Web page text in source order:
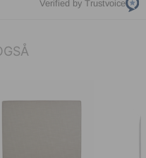
Verified by Trustvoice